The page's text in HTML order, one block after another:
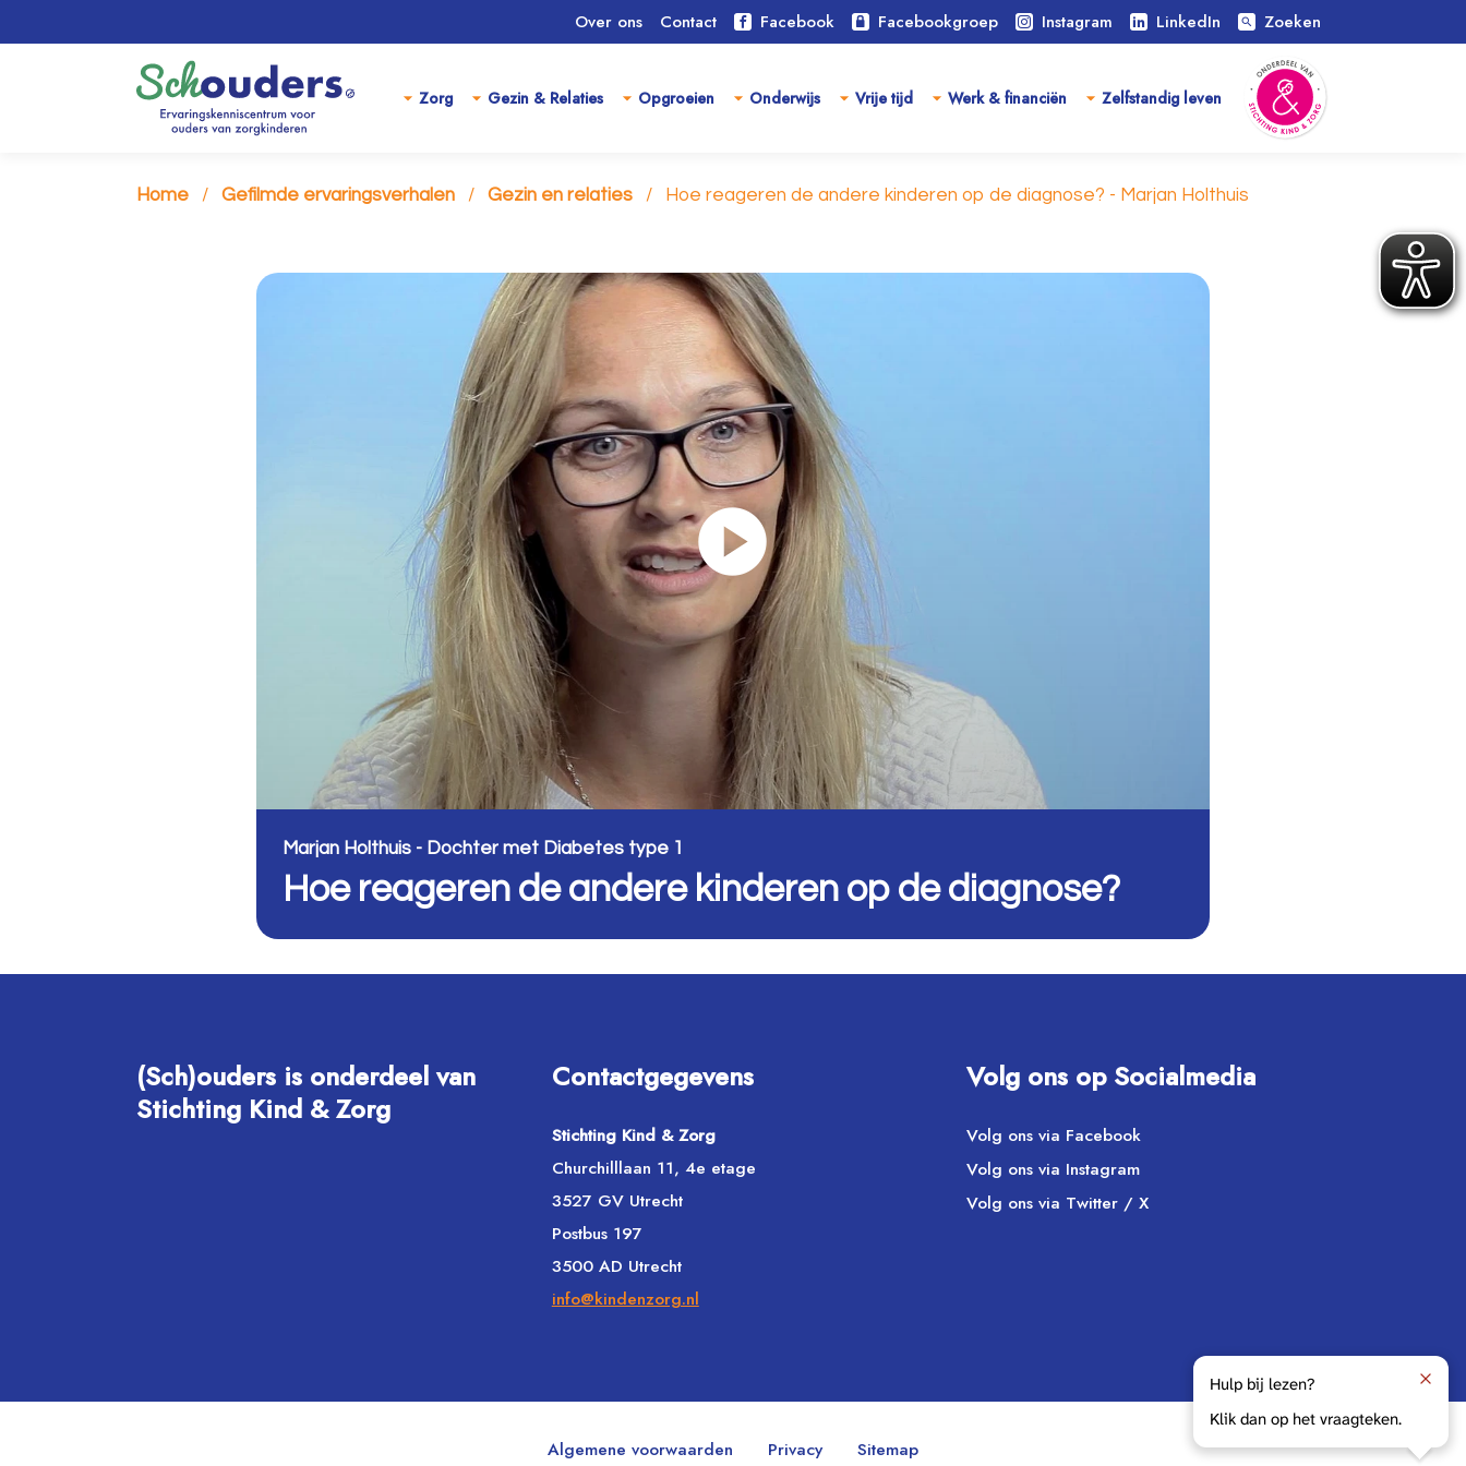
Over ons Contact Facebook Facebookgroep Instagram LinkedIn search Zoeken
Zorg Gezin & Relaties Opgroeien Onderwijs Vrije tijd Werk & financiën Zelfstandig leven
Home Gefilmde ervaringsverhalen Gezin en relaties Hoe reageren de andere kinderen op de diagnose? - Marjan Holthuis
Marjan Holthuis - Dochter met Diabetes type 1
Hoe reageren de andere kinderen op de diagnose?
(Sch)ouders is onderdeel van
Stichting Kind & Zorg
Contactgegevens
Stichting Kind & Zorg
Churchilllaan 11, 4e etage
3527 GV Utrecht
Postbus 197
3500 AD Utrecht
info@kindenzorg.nl
Volg ons op Socialmedia
Volg ons via Facebook
Volg ons via Instagram
Volg ons via Twitter / X
Algemene voorwaarden Privacy Sitemap
Hulp bij lezen?
Klik dan op het vraagteken.